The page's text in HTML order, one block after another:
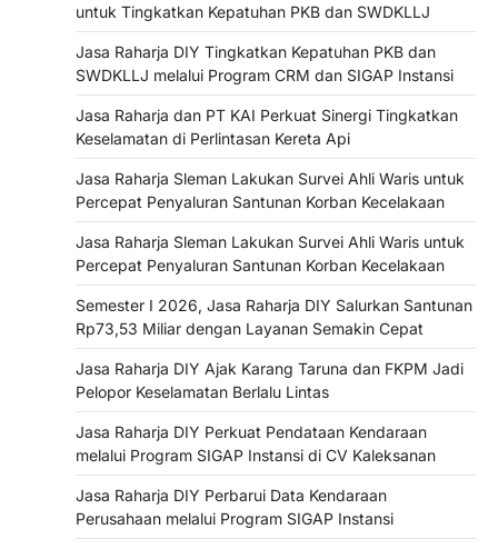
untuk Tingkatkan Kepatuhan PKB dan SWDKLLJ
Jasa Raharja DIY Tingkatkan Kepatuhan PKB dan
SWDKLLJ melalui Program CRM dan SIGAP Instansi
Jasa Raharja dan PT KAI Perkuat Sinergi Tingkatkan
Keselamatan di Perlintasan Kereta Api
Jasa Raharja Sleman Lakukan Survei Ahli Waris untuk
Percepat Penyaluran Santunan Korban Kecelakaan
Jasa Raharja Sleman Lakukan Survei Ahli Waris untuk
Percepat Penyaluran Santunan Korban Kecelakaan
Semester I 2026, Jasa Raharja DIY Salurkan Santunan
Rp73,53 Miliar dengan Layanan Semakin Cepat
Jasa Raharja DIY Ajak Karang Taruna dan FKPM Jadi
Pelopor Keselamatan Berlalu Lintas
Jasa Raharja DIY Perkuat Pendataan Kendaraan
melalui Program SIGAP Instansi di CV Kaleksanan
Jasa Raharja DIY Perbarui Data Kendaraan
Perusahaan melalui Program SIGAP Instansi